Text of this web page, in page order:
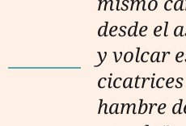
desde el
y volcar
hambre